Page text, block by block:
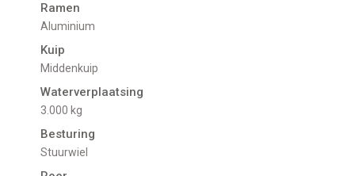
Ramen
Aluminium
Kuip
Middenkuip
Waterverplaatsing
3.000 kg
Besturing
Stuurwiel